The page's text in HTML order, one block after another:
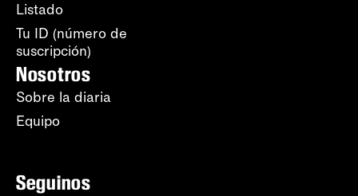
Listado
Tu ID (número de
suscripción)
Nosotros
Sobre la diaria
Equipo
Seguinos